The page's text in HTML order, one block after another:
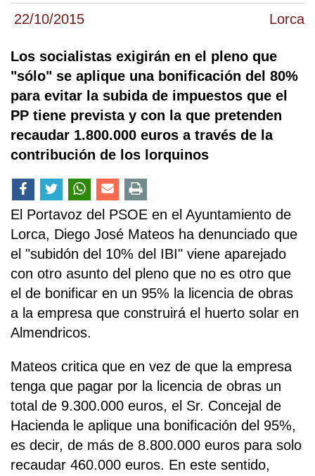
22/10/2015 Lorca
Los socialistas exigirán en el pleno que
"sólo" se aplique una bonificación del 80%
para evitar la subida de impuestos que el
PP tiene prevista y con la que pretenden
recaudar 1.800.000 euros a través de la
contribución de los lorquinos
El Portavoz del PSOE en el Ayuntamiento de
Lorca, Diego José Mateos ha denunciado que
el "subidón del 10% del IBI" viene aparejado
con otro asunto del pleno que no es otro que
el de bonificar en un 95% la licencia de obras
a la empresa que construirá el huerto solar en
Almendricos.
Mateos critica que en vez de que la empresa
tenga que pagar por la licencia de obras un
total de 9.300.000 euros, el Sr. Concejal de
Hacienda le aplique una bonificación del 95%,
es decir, de más de 8.800.000 euros para solo
recaudar 460.000 euros. En este sentido,